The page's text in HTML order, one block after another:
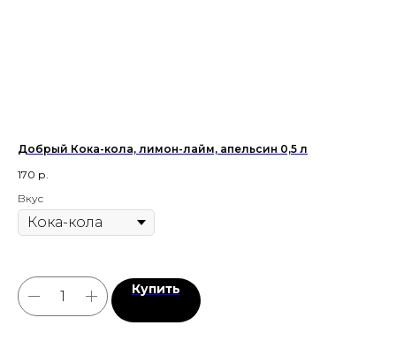
Добрый Кока-кола, лимон-лайм, апельсин 0,5 л
170 р.
Вкус
Купить